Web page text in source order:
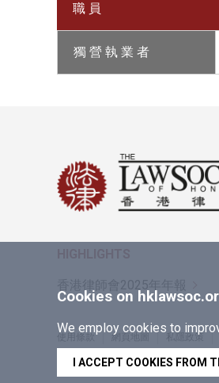
職 員
獨 營 執 業 者
Cookies on
We employ cookies to
I ACCEPT COOKIES FROM
香港律師會2025年年報
網頁地圖 私隱政策
Copyright © 2026 香港律師會版權所